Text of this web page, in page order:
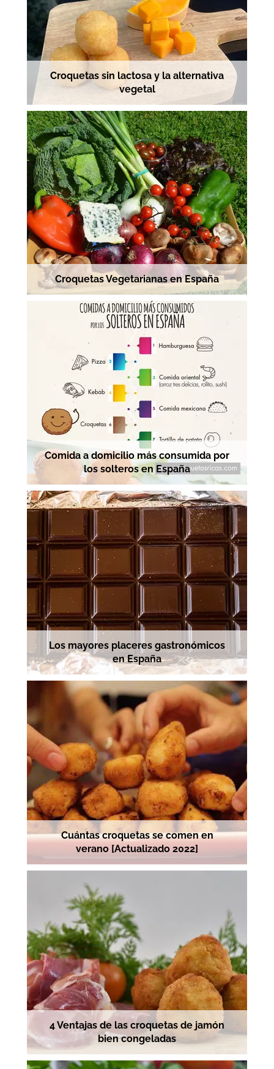
Croquetas sin lactosa y la alternativa
vegetal
Croquetas Vegetarianas en España
Comida a domicilio más consumida por
los solteros en España
Los mayores placeres gastronómicos
en España
Cuántas croquetas se comen en
verano [Actualizado 2022]
4 Ventajas de las croquetas de jamón
bien congeladas